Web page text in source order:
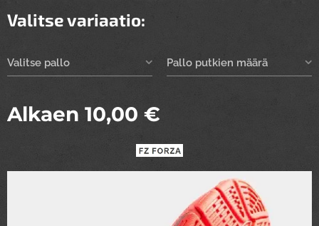
Valitse variaatio:
Valitse pallo Pallo putkien määrä
Alkaen 10,00 €